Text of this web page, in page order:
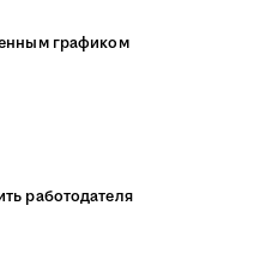
графиком
работодателя